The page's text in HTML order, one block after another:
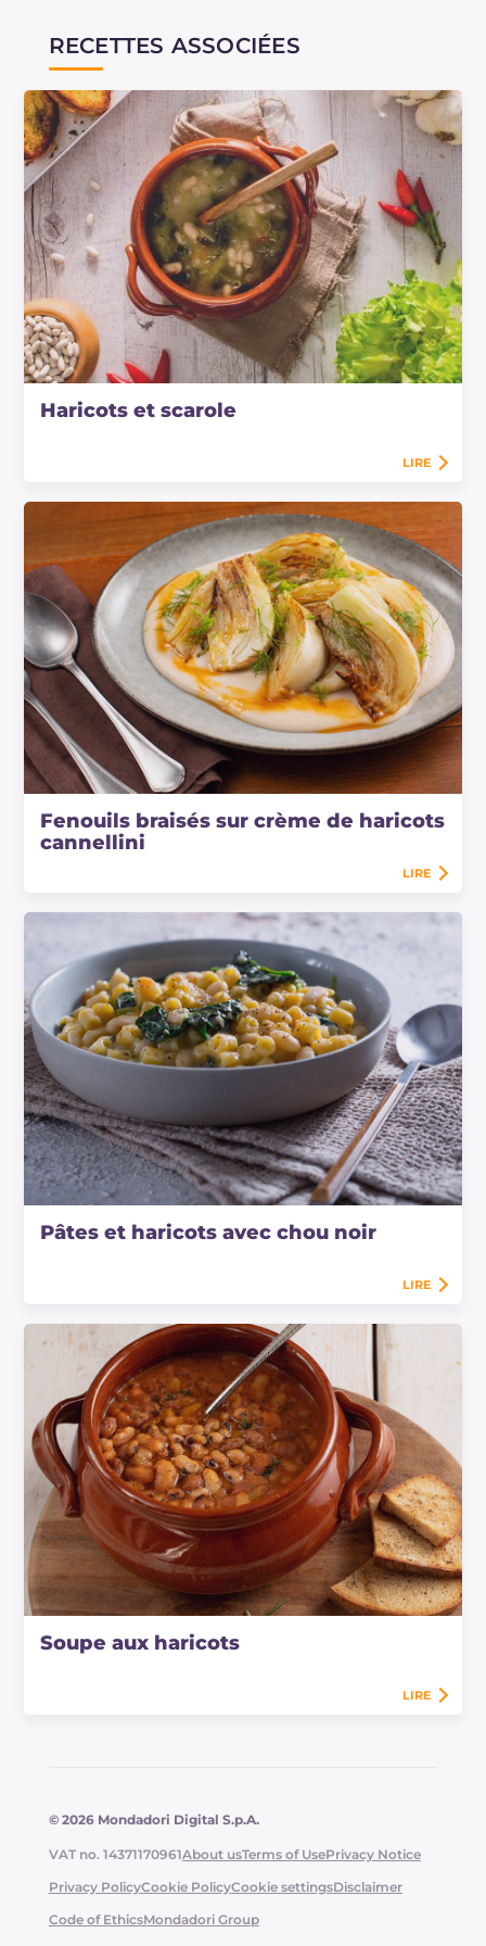
RECETTES ASSOCIÉES
Haricots et scarole
LIRE
Fenouils braisés sur crème de haricots
cannellini
LIRE
Pâtes et haricots avec chou noir
LIRE
Soupe aux haricots
LIRE
© 2026 Mondadori Digital S.p.A.
VAT no. 14371170961About usTerms of UsePrivacy Notice
Privacy PolicyCookie PolicyCookie settingsDisclaimer
Code of EthicsMondadori Group